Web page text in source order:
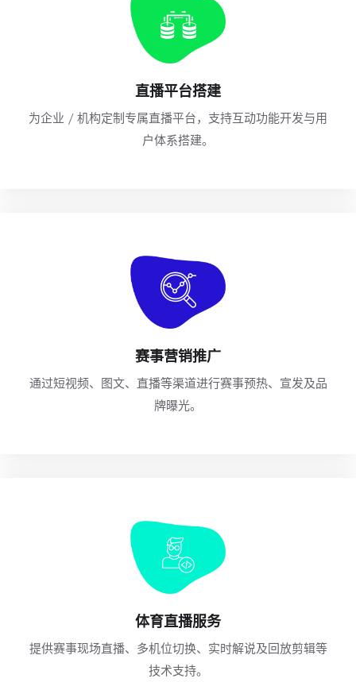
直播平台搭建
为企业 / 机构定制专属直播平台，支持互动功能开发与用
户体系搭建。
赛事营销推广
通过短视频、图文、直播等渠道进行赛事预热、宣发及品
牌曝光。
体育直播服务
提供赛事现场直播、多机位切换、实时解说及回放剪辑等
技术支持。